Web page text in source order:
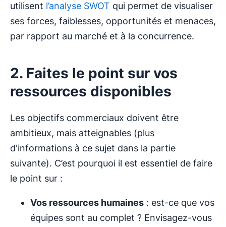
utilisent l’analyse SWOT qui permet de visualiser
ses forces, faiblesses, opportunités et menaces,
par rapport au marché et à la concurrence.
2. Faites le point sur vos
ressources disponibles
Les objectifs commerciaux doivent être
ambitieux, mais atteignables (plus
d'informations à ce sujet dans la partie
suivante). C’est pourquoi il est essentiel de faire
le point sur :
Vos ressources humaines : est-ce que vos
équipes sont au complet ? Envisagez-vous